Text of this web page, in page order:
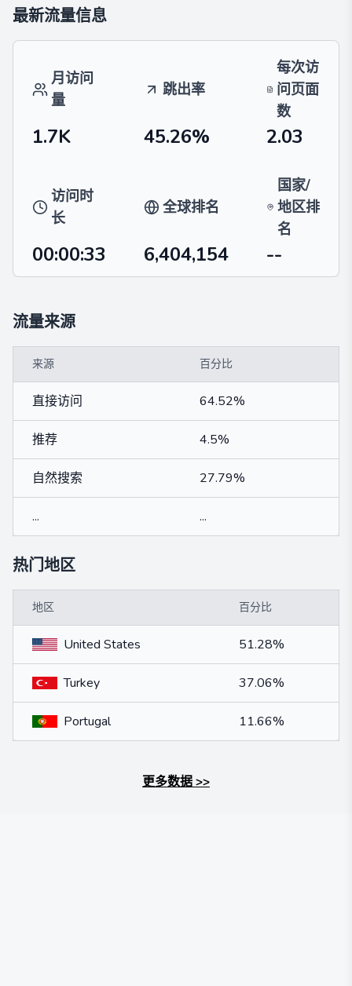
最新流量信息
月访问
量
跳出率
每次访
问页面
数
1.7K 45.26% 2.03
访问时
长
全球排名
国家/
地区排
名
00:00:33 6,404,154 --
流量来源
来源 百分比
直接访问 64.52%
推荐 4.5%
自然搜索 27.79%
... ...
热门地区
地区 百分比
United States 51.28%
Turkey 37.06%
Portugal 11.66%
更多数据>>